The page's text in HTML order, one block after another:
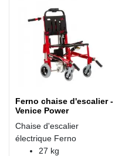
Ferno chaise d'escalier -
Venice Power
Chaise d'escalier
électrique Ferno
27 kg